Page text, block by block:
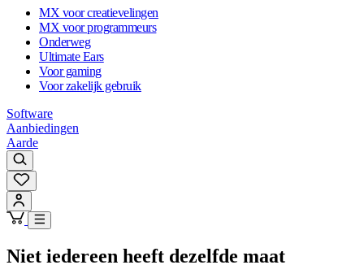
MX voor creatievelingen
MX voor programmeurs
Onderweg
Ultimate Ears
Voor gaming
Voor zakelijk gebruik
Software
Aanbiedingen
Aarde
Niet iedereen heeft dezelfde maat